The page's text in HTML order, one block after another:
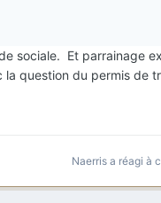
sociale. Et parrainage
question du permis de
Naerris a réagi à